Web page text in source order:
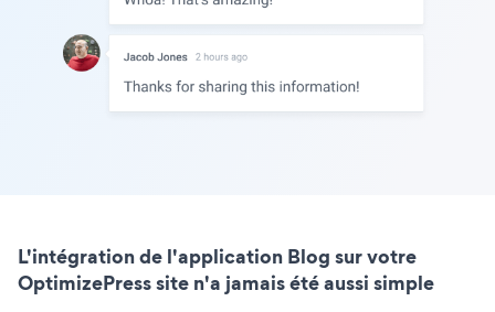
L'intégration de l'application Blog sur votre
OptimizePress site n'a jamais été aussi simple